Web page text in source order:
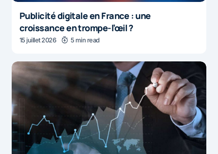
Publicité digitale en France : une
croissance en trompe-l’œil ?
15 juillet 2026 5 min read